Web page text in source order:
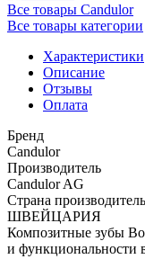
Все товары Candulor
Все товары категории
Характеристики
Описание
Отзывы
Оплата
Бренд
Candulor
Производитель
Candulor AG
Страна производитель
ШВЕЙЦАРИЯ
Композитные зубы
и функциональности